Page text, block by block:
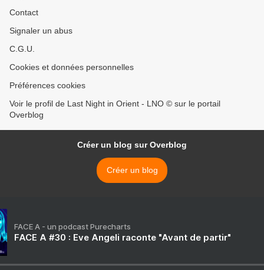
Contact
Signaler un abus
C.G.U.
Cookies et données personnelles
Préférences cookies
Voir le profil de Last Night in Orient - LNO © sur le portail
Overblog
Créer un blog sur Overblog
Créer un blog
FACE A - un podcast Purecharts
FACE A #30 : Eve Angeli raconte "Avant de partir"